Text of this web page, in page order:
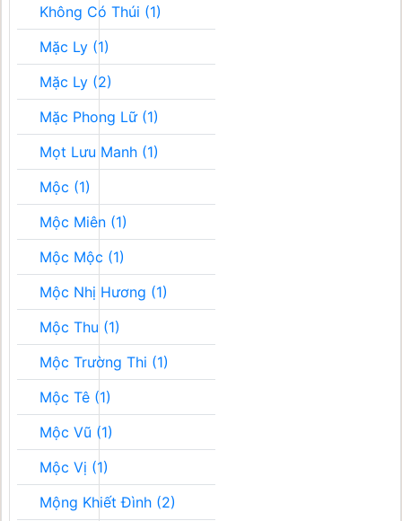
Không Có Thúi (1)
Mặc Ly (1)
Mặc Ly (2)
Mặc Phong Lữ (1)
Mọt Lưu Manh (1)
Mộc (1)
Mộc Miên (1)
Mộc Mộc (1)
Mộc Nhị Hương (1)
Mộc Thu (1)
Mộc Trường Thi (1)
Mộc Tê (1)
Mộc Vũ (1)
Mộc Vị (1)
Mộng Khiết Đình (2)